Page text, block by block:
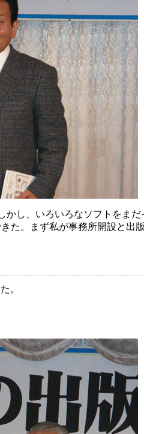
し、いろいろなソフトをま
た。まず私が事務所開設と
。